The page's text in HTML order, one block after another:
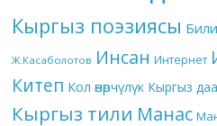
Кыргыз поэзиясы
Ж.Касаболотов Инсан Интернет
Китеп Кол өнөрчүлүк Кыргыз
Кыргыз тили Манас